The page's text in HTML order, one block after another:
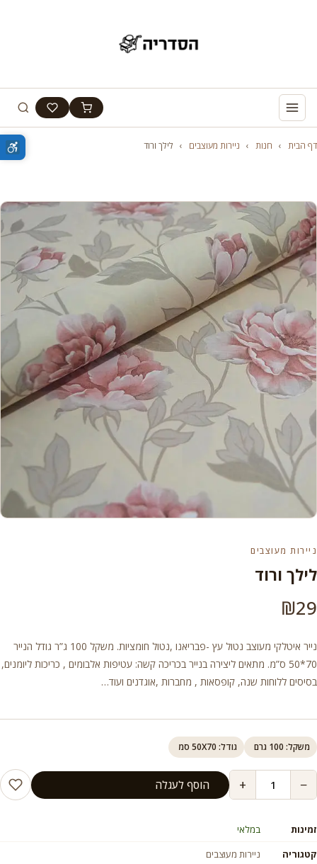
דף הבית › חנות › ניירות מעוצבים › לילך ורוד
ניירות מעוצבים
לילך ורוד
₪29
נייר איטלקי מעוצב נטול עץ -פבריאנו ,נטול חומציות. משקל 100 ג”ר גודל הנייר
70*50 ס”מ. מתאים ליצירה בנייר בכריכה קשה: עטיפות אלבומים , כריכות ליומנים,
בסיסים ללוחות שנה, קופסאות , מחברות ,אוגדנים ועוד…
משקל: 100 גרם גודל: 50X70 סמ
−
+ הוסף לעגלה
זמינות
במלאי
קטגוריה
ניירות מעוצבים